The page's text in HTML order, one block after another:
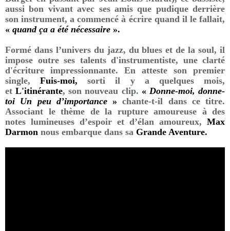
aussi bon vivant avec ses amis que pudique derrière
son instrument, a commencé à écrire quand il le fallait,
« quand ça a été nécessaire ».
Formé dans l’univers du jazz, du blues et de la soul, il
impose outre ses talents d'instrumentiste, une clarté
d'écriture impressionnante. En atteste son premier
single,
Fuis-moi, sorti il y a quelques mois,
et L'itinérante, son nouveau clip. « Donne-moi, donne-
toi Un peu d’importance »chante-t-il dans ce titre.
Associant le thème de la rupture amoureuse à des
notes lumineuses d’espoir et d’élan amoureux, Max
Darmon nous embarque dans sa Grande Aventure.